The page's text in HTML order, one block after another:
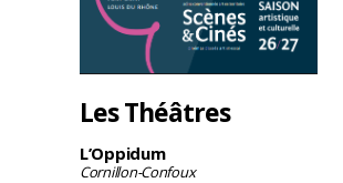
Les Théâtres
L’Oppidum
Cornillon-Confoux